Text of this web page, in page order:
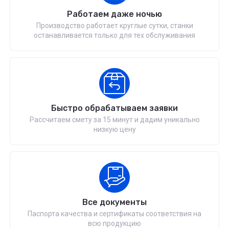
Работаем даже ночью
Производство работает круглые сутки, станки
останавливается только для тех обслуживания
Быстро обрабатываем заявки
Рассчитаем смету за 15 минут и дадим уникально
низкую цену
Все документы
Паспорта качества и сертификаты соответствия на
всю продукцию